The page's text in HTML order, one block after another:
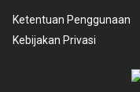
Ketentuan Penggunaan
Kebijakan Privasi